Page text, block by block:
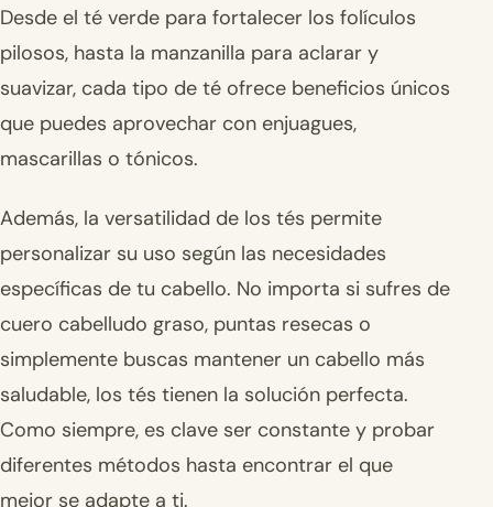
Desde el té verde para fortalecer los folículos
pilosos, hasta la manzanilla para aclarar y
suavizar, cada tipo de té ofrece beneficios únicos
que puedes aprovechar con enjuagues,
mascarillas o tónicos.
Además, la versatilidad de los tés permite
personalizar su uso según las necesidades
específicas de tu cabello. No importa si sufres de
cuero cabelludo graso, puntas resecas o
simplemente buscas mantener un cabello más
saludable, los tés tienen la solución perfecta.
Como siempre, es clave ser constante y probar
diferentes métodos hasta encontrar el que
mejor se adapte a ti.